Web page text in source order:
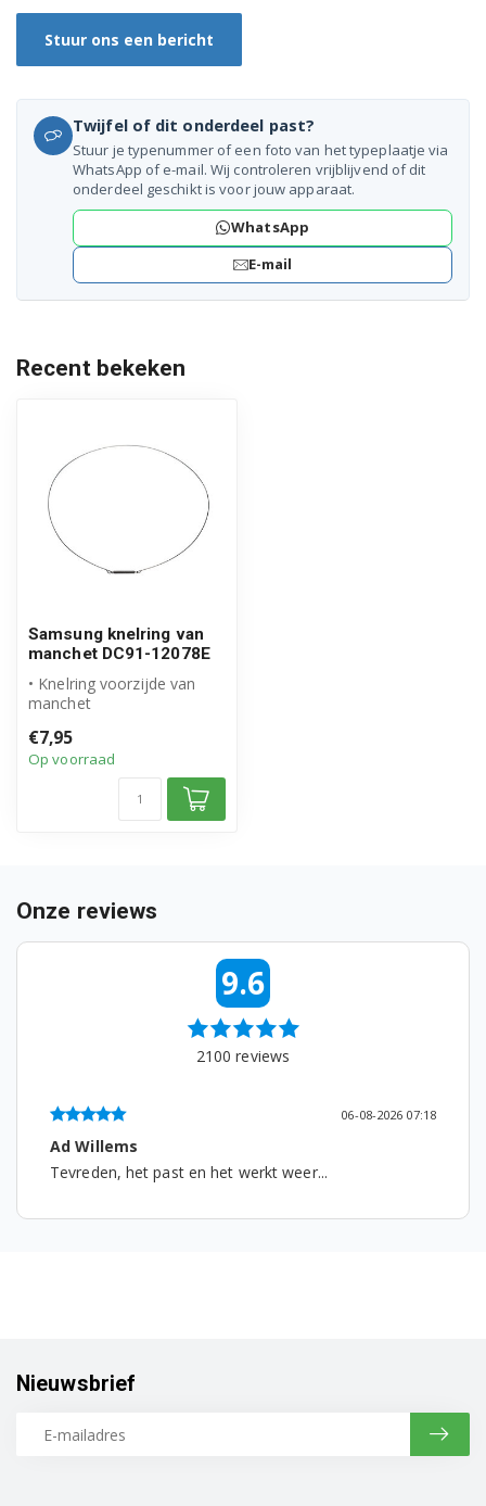
J1026/HAC
J121NSH/HAC
J121NWH/HAC
J1230YSS/HAC
J1235C/HAC
J1236C/HAC
J123YSS/HAC
J123YSSUU/HAC
J123YWS/HAC
J1240GSSUU/HAC
J1240GWW/HAC
J1240GWWUU/HAC
J1252SUU/HC
J1254UU/HC
J1432BWCUU/HAC
P1494IUU/HC
Stuur ons een bericht
Twijfel of dit onderdeel past?
Stuur je typenummer of een foto van het typeplaatje via
WhatsApp of e-mail. Wij controleren vrijblijvend of dit
onderdeel geschikt is voor jouw apparaat.
WhatsApp
E-mail
Recent bekeken
Samsung knelring van
manchet DC91-12078E
• Knelring voorzijde van
manchet
product
• Artikelnummer: ...
€7,95
Op voorraad
Onze reviews
9.6
2100 reviews
06-08-2026 07:18
Ad Willems
Tevreden, het past en het werkt weer...
Nieuwsbrief